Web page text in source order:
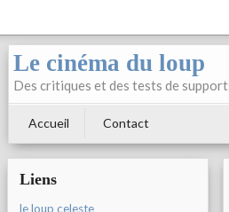
Le cinéma du loup
Des critiques et des tests de
Accueil Contact
Liens
le loup celeste